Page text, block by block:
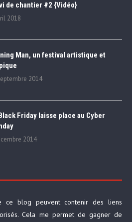
de chantier #2 {Vidéo}
2018
Man, un festival artistique et
2014
Friday laisse place au Cyber
2014
ce blog peuvent contenir des liens
Cela me permet de gagner de